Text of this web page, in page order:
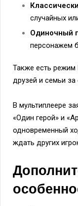
случайных
Одиночный
персонажем
Также есть режим
друзей и семьи
В мультиплеере
«Один герой» и
одновременный
ждать других